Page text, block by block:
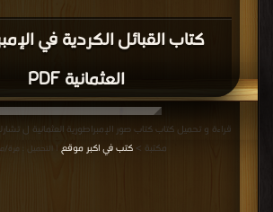
كتاب القبائل الكردية في
العثمانية PDF
مكتبة > كتب في اكبر موقع | التحميل : مرة/